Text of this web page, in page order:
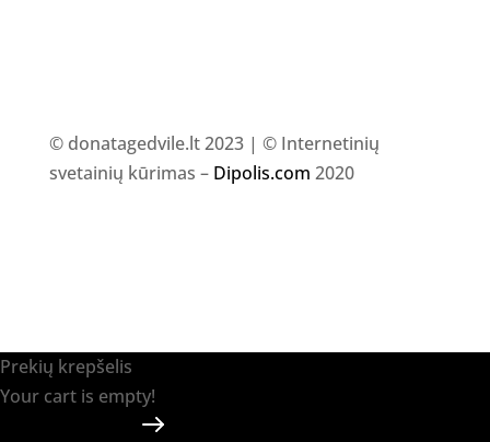
© donatagedvile.lt 2023 | © Internetinių
svetainių kūrimas – Dipolis.com 2020
Prekių krepšelis
Your cart is empty!